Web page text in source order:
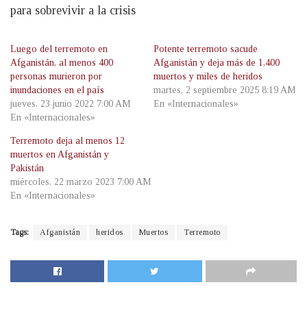
para sobrevivir a la crisis
Luego del terremoto en
Afganistán, al menos 400
personas murieron por
inundaciones en el país
jueves, 23 junio 2022 7:00 AM
En «Internacionales»
Potente terremoto sacude
Afganistán y deja más de 1,400
muertos y miles de heridos
martes, 2 septiembre 2025 8:19 AM
En «Internacionales»
Terremoto deja al menos 12
muertos en Afganistán y
Pakistán
miércoles, 22 marzo 2023 7:00 AM
En «Internacionales»
Tags: Afganistán heridos Muertos Terremoto